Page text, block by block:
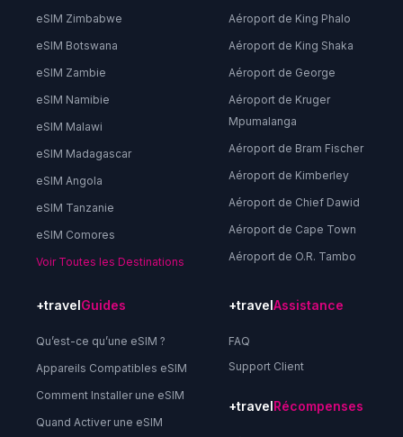
eSIM Zimbabwe
eSIM Botswana
eSIM Zambie
eSIM Namibie
eSIM Malawi
eSIM Madagascar
eSIM Angola
eSIM Tanzanie
eSIM Comores
Voir Toutes les Destinations
Aéroport de King Phalo
Aéroport de King Shaka
Aéroport de George
Aéroport de Kruger
Mpumalanga
Aéroport de Bram Fischer
Aéroport de Kimberley
Aéroport de Chief Dawid
Aéroport de Cape Town
Aéroport de O.R. Tambo
+travelGuides
Qu’est-ce qu’une eSIM ?
Appareils Compatibles eSIM
Comment Installer une eSIM
Quand Activer une eSIM
+travelAssistance
FAQ
Support Client
+travelRécompenses